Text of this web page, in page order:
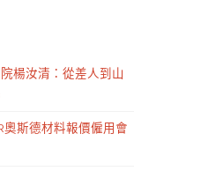
楊汝清：從差人到山
奧斯德材料報價僱用會